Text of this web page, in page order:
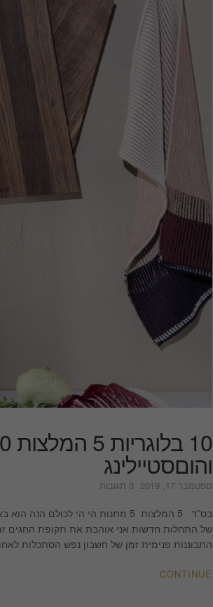
והוםסטיילינג
ספטמבר 17, 2019 3 תגובות
בלוגריות
5
המלצות
בס”ד 5 המלצות 5 מתנות הי הי
של התחלות חדשות אני אוהבת את תקופת החגים
התבוננות פנימית זמן של חשבון נפש הסתכלות
CONTINUE